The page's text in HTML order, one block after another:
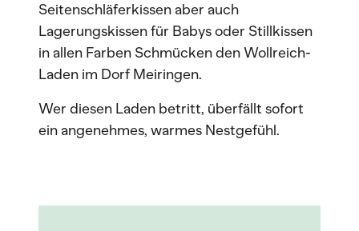
Seitenschläferkissen aber auch
Lagerungskissen für Babys oder Stillkissen
in allen Farben Schmücken den Wollreich-
Laden im Dorf Meiringen.
Wer diesen Laden betritt, überfällt sofort
ein angenehmes, warmes Nestgefühl.